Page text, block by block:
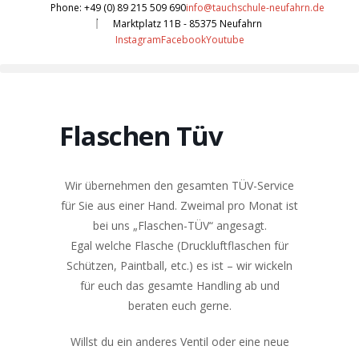
Phone: +49 (0) 89 215 509 690info@tauchschule-neufahrn.de
Marktplatz 11B - 85375 Neufahrn
InstagramFacebookYoutube
Flaschen Tüv
Wir übernehmen den gesamten TÜV-Service
für Sie aus einer Hand. Zweimal pro Monat ist
bei uns „Flaschen-TÜV“ angesagt.
Egal welche Flasche (Druckluftflaschen für
Schützen, Paintball, etc.) es ist – wir wickeln
für euch das gesamte Handling ab und
beraten euch gerne.
Willst du ein anderes Ventil oder eine neue